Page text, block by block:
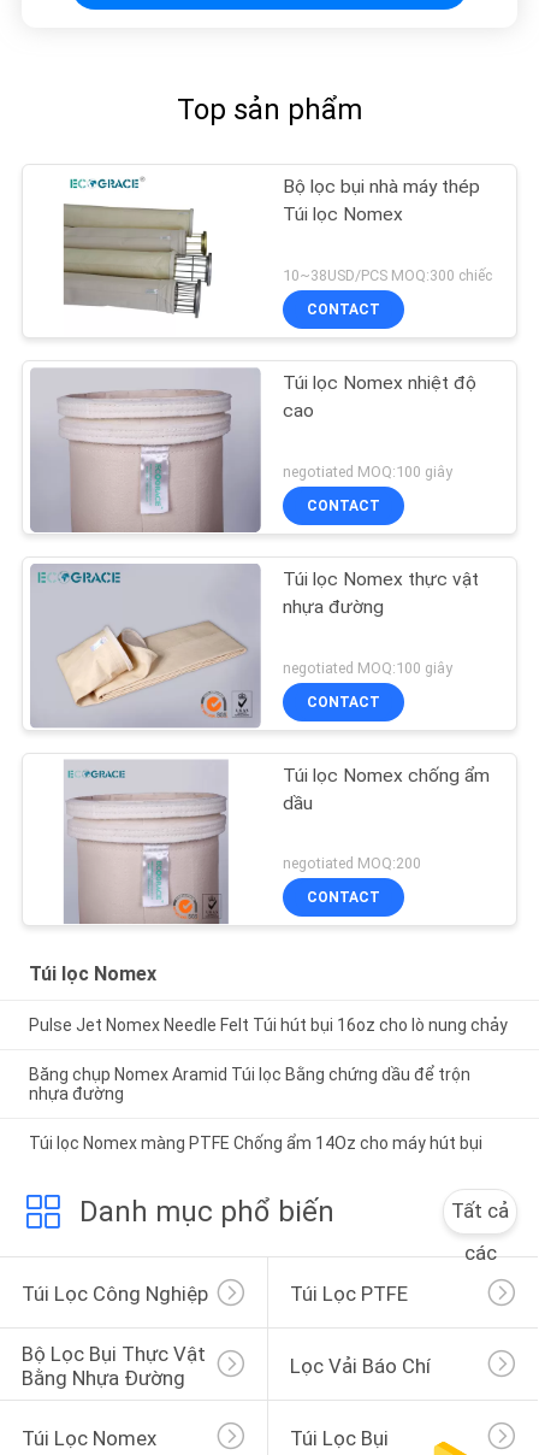
Top sản phẩm
Bộ lọc bụi nhà máy thép
Túi lọc Nomex
10~38USD/PCS MOQ:300 chiếc
CONTACT
Túi lọc Nomex nhiệt độ
cao
negotiated MOQ:100 giây
CONTACT
Túi lọc Nomex thực vật
nhựa đường
negotiated MOQ:100 giây
CONTACT
Túi lọc Nomex chống ẩm
dầu
negotiated MOQ:200
CONTACT
Túi lọc Nomex
Pulse Jet Nomex Needle Felt Túi hút bụi 16oz cho lò nung chảy
Băng chụp Nomex Aramid Túi lọc Bằng chứng dầu để trộn
nhựa đường
Túi lọc Nomex màng PTFE Chống ẩm 14Oz cho máy hút bụi
Danh mục phổ biến
Tất cả
các
Túi Lọc Công Nghiệp
Túi Lọc PTFE
Bộ Lọc Bụi Thực Vật
Bằng Nhựa Đường
Lọc Vải Báo Chí
Túi Lọc Nomex Túi Lọc Bụi